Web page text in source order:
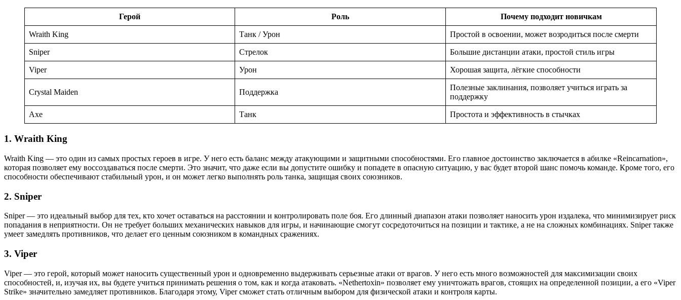
Герой Роль Почему подходит новичкам
Wraith King Танк / Урон Простой в освоении, может возродиться после смерти
Sniper Стрелок Большие дистанции атаки, простой стиль игры
Viper Урон Хорошая защита, лёгкие способности
Crystal Maiden Поддержка
Полезные заклинания, позволяет учиться играть за
поддержку
Axe Танк Простота и эффективность в стычках
1. Wraith King
Wraith King — это один из самых простых героев в игре. У него есть баланс между атакующими и защитными способностями. Его главное достоинство заключается в абилке «Reincarnation»,
которая позволяет ему воссоздаваться после смерти. Это значит, что даже если вы допустите ошибку и попадете в опасную ситуацию, у вас будет второй шанс помочь команде. Кроме того, его
способности обеспечивают стабильный урон, и он может легко выполнять роль танка, защищая своих союзников.
2. Sniper
Sniper — это идеальный выбор для тех, кто хочет оставаться на расстоянии и контролировать поле боя. Его длинный диапазон атаки позволяет наносить урон издалека, что минимизирует риск
попадания в неприятности. Он не требует больших механических навыков для игры, и начинающие смогут сосредоточиться на позиции и тактике, а не на сложных комбинациях. Sniper также
умеет замедлять противников, что делает его ценным союзником в командных сражениях.
3. Viper
Viper — это герой, который может наносить существенный урон и одновременно выдерживать серьезные атаки от врагов. У него есть много возможностей для максимизации своих
способностей, и, изучая их, вы будете учиться принимать решения о том, как и когда атаковать. «Nethertoxin» позволяет ему уничтожать врагов, стоящих на определенной позиции, а его «Viper
Strike» значительно замедляет противников. Благодаря этому, Viper сможет стать отличным выбором для физической атаки и контроля карты.